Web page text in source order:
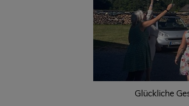
Glückliche